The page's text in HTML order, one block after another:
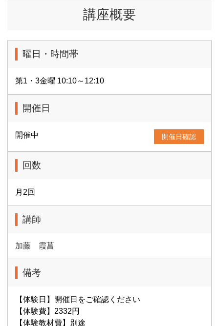
講座概要
曜日・時間帯
第1・3金曜 10:10～12:10
開催日
開催中 開催日確認
回数
月2回
講師
加藤 霞菖
備考
【体験日】開催日をご確認ください
【体験費】2332円
【体験教材費】別途